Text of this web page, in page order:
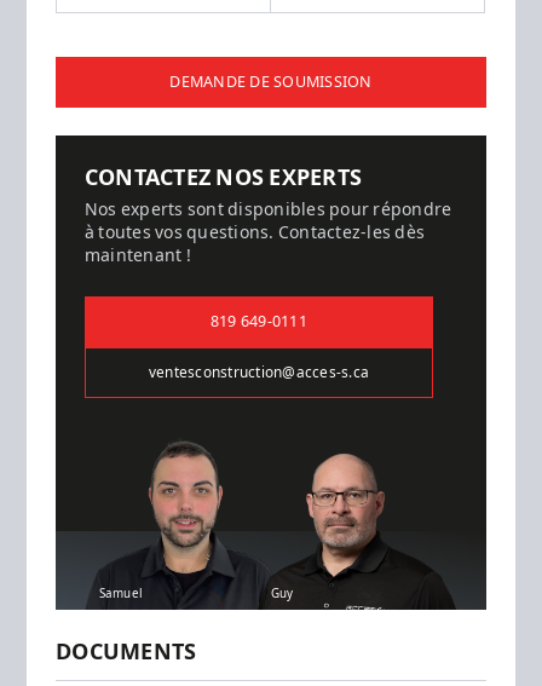
DEMANDE DE SOUMISSION
CONTACTEZ NOS EXPERTS
Nos experts sont disponibles pour répondre
à toutes vos questions. Contactez-les dès
maintenant !
819 649-0111
ventesconstruction@acces-s.ca
Samuel Guy
DOCUMENTS